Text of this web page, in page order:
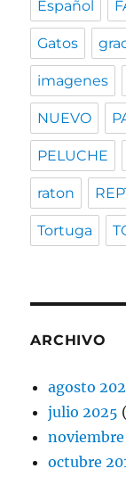
Español
Gatos
imagenes
NUEVO
PELUCHE
raton
Tortuga
ARCHIVO
agosto
julio 2025
noviembre
octubre